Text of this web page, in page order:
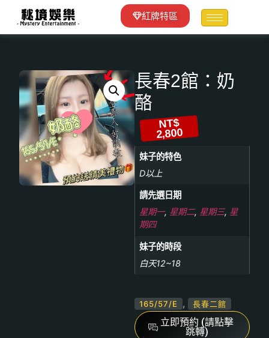
紅牌特區
長春2館：奶
酪
NT$
2,800
妹子的特色
D以上
請先選日期
星期一, 星期二, 星期三, 星
期四
妹子的時段
白天12~18
165/57/E , 長春二館
立即預約 (請點擊
跳轉)